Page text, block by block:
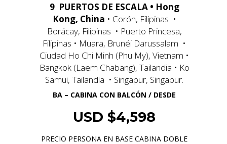
9 PUERTOS DE ESCALA • Hong
Kong, China • Corón, Filipinas •
Borácay, Filipinas • Puerto Princesa,
Filipinas • Muara, Brunéi Darussalam •
Ciudad Ho Chi Minh (Phu My), Vietnam •
Bangkok (Laem Chabang), Tailandia • Ko
Samui, Tailandia • Singapur, Singapur.
BA – CABINA CON BALCÓN / DESDE
USD $4,598
PRECIO PERSONA EN BASE CABINA DOBLE